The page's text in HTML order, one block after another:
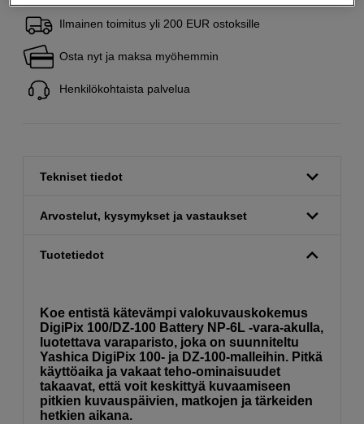
Ilmainen toimitus yli 200 EUR ostoksille
Osta nyt ja maksa myöhemmin
Henkilökohtaista palvelua
Tekniset tiedot
Arvostelut, kysymykset ja vastaukset
Tuotetiedot
Koe entistä kätevämpi valokuvauskokemus
DigiPix 100/DZ-100 Battery NP-6L -vara-akulla,
luotettava varaparisto, joka on suunniteltu
Yashica DigiPix 100- ja DZ-100-malleihin. Pitkä
käyttöaika ja vakaat teho-ominaisuudet
takaavat, että voit keskittyä kuvaamiseen
pitkien kuvauspäivien, matkojen ja tärkeiden
hetkien aikana.